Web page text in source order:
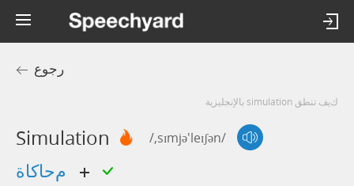
رجوع
كيف تنطق simulation بالإنجليزية
Simulation /,sɪmjə'leɪʃən/